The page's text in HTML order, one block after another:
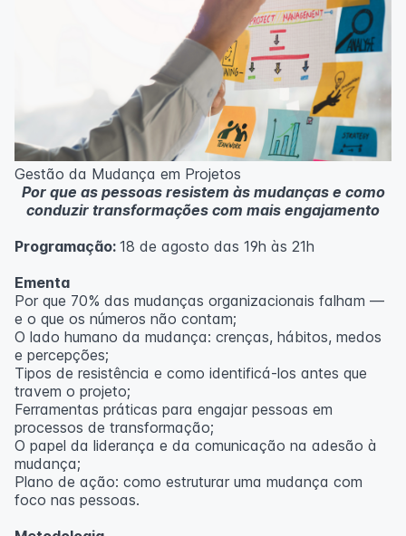
Ferramentas essenciais: 5 Porquês, Ishikawa e voz do
Casos práticos de melhoria em processos
administrativos e operacionais;
Próximos passos na jornada Lean Seis Sigma: do White
Metodologia
100% da carga horária do curso são realizadas com
aulas ao vivo.
As aulas podem ser assistidas por computador, celular
ou tablet.
Outras informações
inscritos serão avisados ​​antecipadamente.
O IPETEC reserva-se o direito de não realizar o curso
caso não atinja o número mínimo de 20 inscritos.
Professor(a):
Gestão da Mudança em Projetos
Por que as pessoas resistem às mudanças e como
conduzir transformações com mais engajamento
Programação: 18 de agosto das 19h às 21h
Ementa
Por que 70% das mudanças organizacionais falham —
e o que os números não contam;
O lado humano da mudança: crenças, hábitos, medos
e percepções;
Tipos de resistência e como identificá-los antes que
travem o projeto;
Ferramentas práticas para engajar pessoas em
processos de transformação;
O papel da liderança e da comunicação na adesão à
mudança;
Plano de ação: como estruturar uma mudança com
foco nas pessoas.